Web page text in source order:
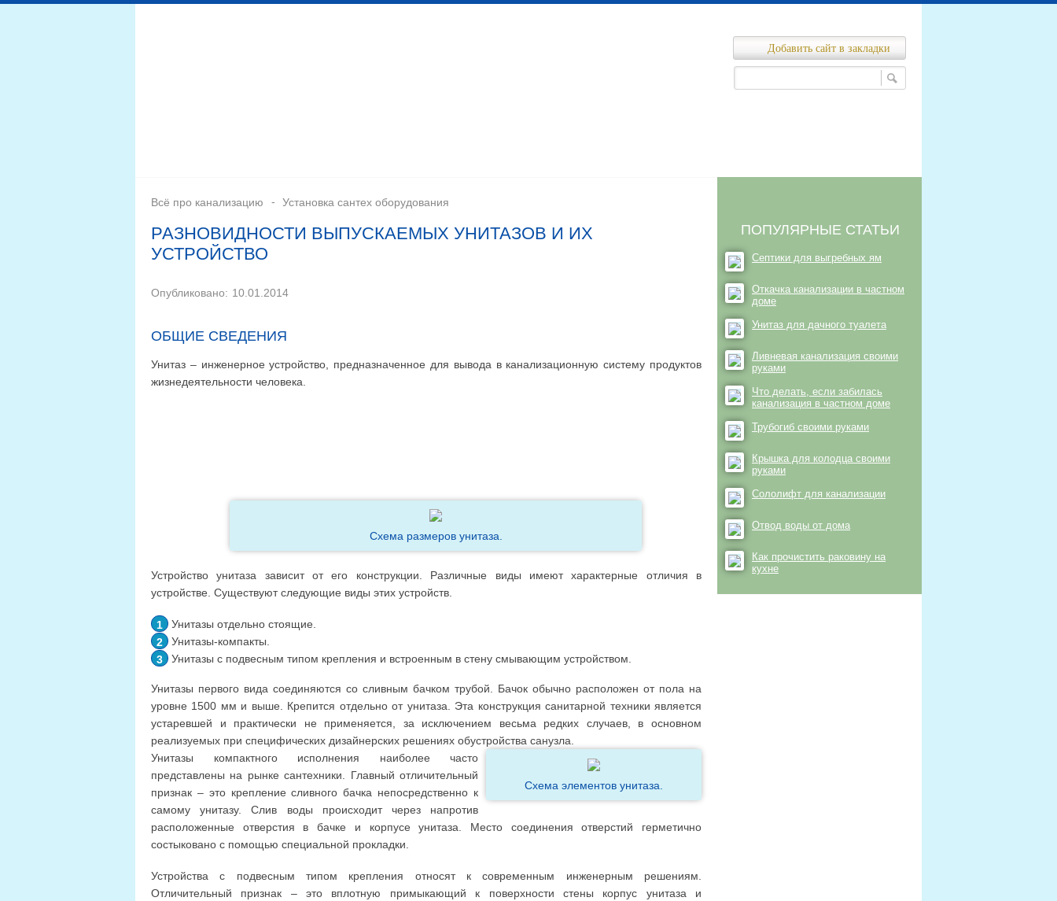
Добавить сайт в закладки
Всё про канализацию Установка сантех оборудования
РАЗНОВИДНОСТИ ВЫПУСКАЕМЫХ УНИТАЗОВ И ИХ
УСТРОЙСТВО
Опубликовано: 10.01.2014
ОБЩИЕ СВЕДЕНИЯ
Унитаз – инженерное устройство, предназначенное для вывода в канализационную систему продуктов
жизнедеятельности человека.
Схема размеров унитаза.
Устройство унитаза зависит от его конструкции. Различные виды имеют характерные отличия в
устройстве. Существуют следующие виды этих устройств.
Унитазы отдельно стоящие.
Унитазы-компакты.
Унитазы с подвесным типом крепления и встроенным в стену смывающим устройством.
Унитазы первого вида соединяются со сливным бачком трубой. Бачок обычно расположен от пола на
уровне 1500 мм и выше. Крепится отдельно от унитаза. Эта конструкция санитарной техники является
устаревшей и практически не применяется, за исключением весьма редких случаев, в основном
реализуемых при специфических дизайнерских решениях обустройства санузла.
Схема элементов унитаза.
Унитазы компактного исполнения наиболее часто
представлены на рынке сантехники. Главный отличительный
признак – это крепление сливного бачка непосредственно к
самому унитазу. Слив воды происходит через напротив
расположенные отверстия в бачке и корпусе унитаза. Место соединения отверстий герметично
состыковано с помощью специальной прокладки.
Устройства с подвесным типом крепления относят к современным инженерным решениям.
Отличительный признак – это вплотную примыкающий к поверхности стены корпус унитаза и
ПОПУЛЯРНЫЕ СТАТЬИ
Септики для выгребных ям
Откачка канализации в частном
доме
Унитаз для дачного туалета
Ливневая канализация своими
руками
Что делать, если забилась
канализация в частном доме
Трубогиб своими руками
Крышка для колодца своими
руками
Сололифт для канализации
Отвод воды от дома
Как прочистить раковину на
кухне